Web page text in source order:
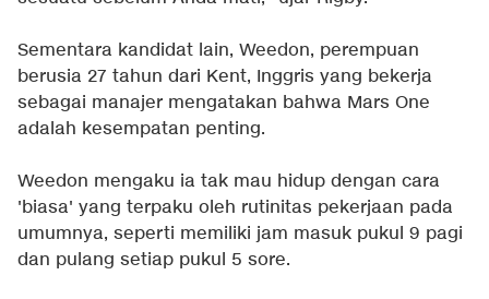
Sementara kandidat lain, Weedon, perempuan
berusia 27 tahun dari Kent, Inggris yang bekerja
sebagai manajer mengatakan bahwa Mars One
adalah kesempatan penting.
Weedon mengaku ia tak mau hidup dengan cara
'biasa' yang terpaku oleh rutinitas pekerjaan pada
umumnya, seperti memiliki jam masuk pukul 9 pagi
dan pulang setiap pukul 5 sore.